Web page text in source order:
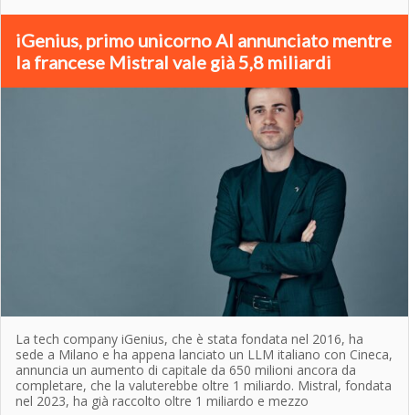
iGenius, primo unicorno AI annunciato mentre
la francese Mistral vale già 5,8 miliardi
La tech company iGenius, che è stata fondata nel 2016, ha
sede a Milano e ha appena lanciato un LLM italiano con Cineca,
annuncia un aumento di capitale da 650 milioni ancora da
completare, che la valuterebbe oltre 1 miliardo. Mistral, fondata
nel 2023, ha già raccolto oltre 1 miliardo e mezzo